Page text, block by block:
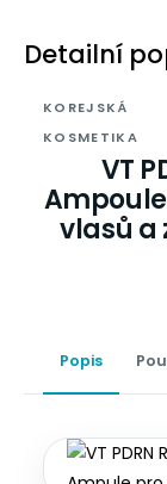
Detailní
KOREJSKÁ
KOSMETIKA
VT
vlasů a
Popis